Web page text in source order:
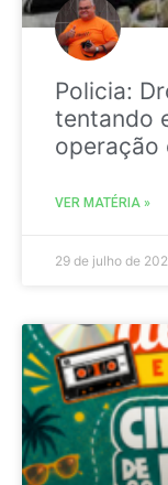
Policia:
tentando
operação
VER MATÉRIA »
29 de julho de